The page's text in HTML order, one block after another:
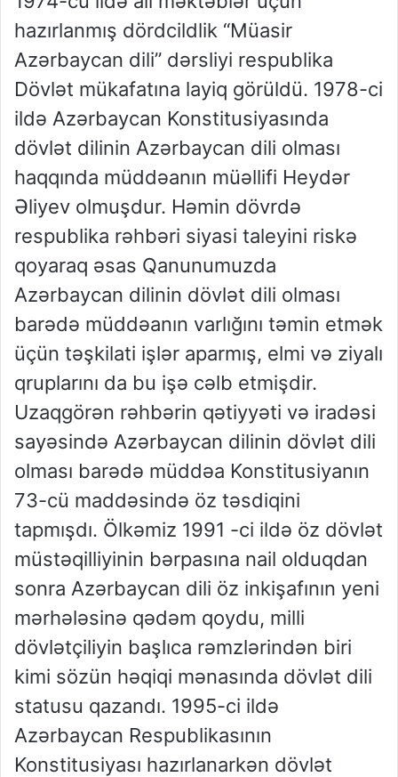
hazırlanmış dördcildlik “Müasir
Azərbaycan dili” dərsliyi respublika
Dövlət mükafatına layiq görüldü. 1978-ci
ildə Azərbaycan Konstitusiyasında
dövlət dilinin Azərbaycan dili olması
haqqında müddəanın müəllifi Heydər
Əliyev olmuşdur. Həmin dövrdə
respublika rəhbəri siyasi taleyini riskə
qoyaraq əsas Qanunumuzda
Azərbaycan dilinin dövlət dili olması
barədə müddəanın varlığını təmin etmək
üçün təşkilati işlər aparmış, elmi və ziyalı
qruplarını da bu işə cəlb etmişdir.
Uzaqgörən rəhbərin qətiyyəti və iradəsi
sayəsində Azərbaycan dilinin dövlət dili
olması barədə müddəa Konstitusiyanın
73-cü maddəsində öz təsdiqini
tapmışdı. Ölkəmiz 1991 -ci ildə öz dövlət
müstəqilliyinin bərpasına nail olduqdan
sonra Azərbaycan dili öz inkişafının yeni
mərhələsinə qədəm qoydu, milli
dövlətçiliyin başlıca rəmzlərindən biri
kimi sözün həqiqi mənasında dövlət dili
statusu qazandı. 1995-ci ildə
Azərbaycan Respublikasının
Konstitusiyası hazırlanarkən dövlət